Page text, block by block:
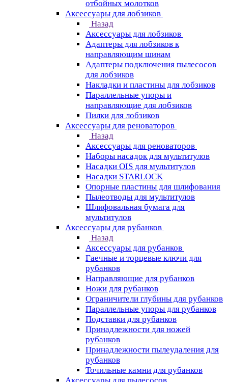
отбойных молотков
Аксессуары для лобзиков
Назад
Аксессуары для лобзиков
Адаптеры для лобзиков к
направляющим шинам
Адаптеры подключения пылесосов
для лобзиков
Накладки и пластины для лобзиков
Параллельные упоры и
направляющие для лобзиков
Пилки для лобзиков
Аксессуары для реноваторов
Назад
Аксессуары для реноваторов
Наборы насадок для мультитулов
Насадки OIS для мультитулов
Насадки STARLOCK
Опорные пластины для шлифования
Пылеотводы для мультитулов
Шлифовальная бумага для
мультитулов
Аксессуары для рубанков
Назад
Аксессуары для рубанков
Гаечные и торцевые ключи для
рубанков
Направляющие для рубанков
Ножи для рубанков
Ограничители глубины для рубанков
Параллельные упоры для рубанков
Подставки для рубанков
Принадлежности для ножей
рубанков
Принадлежности пылеудаления для
рубанков
Точильные камни для рубанков